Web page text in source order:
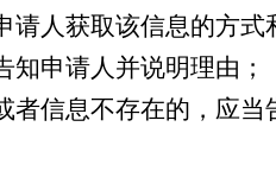
人获取该信息的方式
申请人并说明理由；
者信息不存在的，应